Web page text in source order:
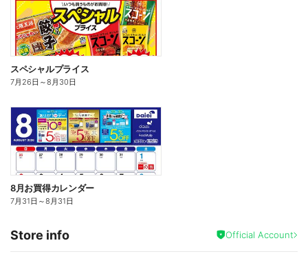
スペシャルプライス
7月26日 ～8月30日
8月お買得カレンダー
7月31日 ～8月31日
Store info Official Account